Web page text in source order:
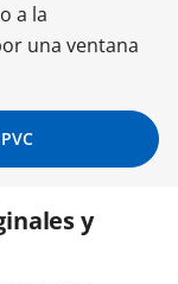
a la
una ventana
y